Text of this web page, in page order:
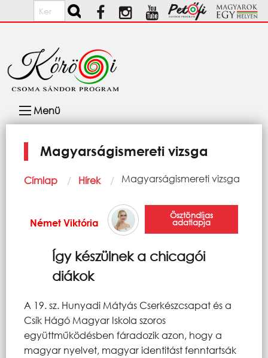
Ugrás a tartalomra
Keresés
navigáció
Menü
Magyarságismereti vizsga
Morzsa
Címlap Hírek Current:
Magyarságismereti vizsga
Német Viktória
Ösztöndíjas
adatlapja
Így készülnek a chicagói
diákok
A 19. sz. Hunyadi Mátyás Cserkészcsapat és a
Csík Hágó Magyar Iskola szoros
együttműködésben fáradozik azon, hogy a
magyar nyelvet, magyar identitást fenntartsák